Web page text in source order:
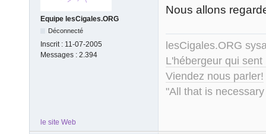
Equipe lesCigales.ORG
Déconnecté
Inscrit : 11-07-2005
Messages : 2.394
Nous allons
lesCigales.ORG
L'hébergeur qui
Viendez nous parler!
"All that is
le site Web